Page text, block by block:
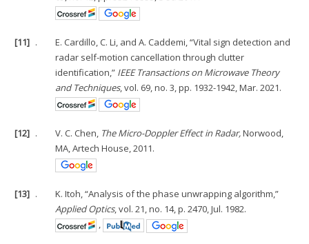
[11] .
E. Cardillo, C. Li, and A. Caddemi, “Vital sign detection and
radar self-motion cancellation through clutter
identification,” IEEE Transactions on Microwave Theory
and Techniques, vol. 69, no. 3, pp. 1932-1942, Mar. 2021.
[12] . V. C. Chen, The Micro-Doppler Effect in Radar,Norwood,
MA, Artech House, 2011.
[13] .
K. Itoh, “Analysis of the phase unwrapping algorithm,”
Applied Optics, vol. 21, no. 14, p. 2470, Jul. 1982.
,